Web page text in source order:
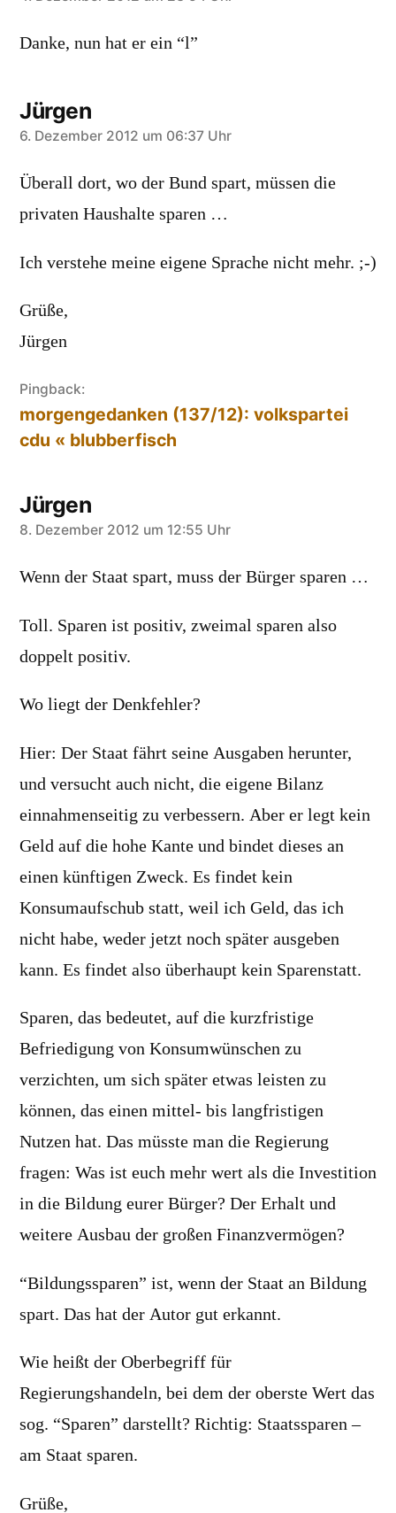
Danke, nun hat er ein “l”
Jürgen
sagt:
6. Dezember 2012 um 06:37 Uhr
Überall dort, wo der Bund spart, müssen die
privaten Haushalte sparen …
Ich verstehe meine eigene Sprache nicht mehr. ;-)
Grüße,
Jürgen
Pingback:
morgengedanken (137/12): volkspartei
cdu « blubberfisch
Jürgen
sagt:
8. Dezember 2012 um 12:55 Uhr
Wenn der Staat spart, muss der Bürger sparen …
Toll. Sparen ist positiv, zweimal sparen also
doppelt positiv.
Wo liegt der Denkfehler?
Hier: Der Staat fährt seine Ausgaben herunter,
und versucht auch nicht, die eigene Bilanz
einnahmenseitig zu verbessern. Aber er legt kein
Geld auf die hohe Kante und bindet dieses an
einen künftigen Zweck. Es findet kein
Konsumaufschub statt, weil ich Geld, das ich
nicht habe, weder jetzt noch später ausgeben
kann. Es findet also überhaupt kein Sparenstatt.
Sparen, das bedeutet, auf die kurzfristige
Befriedigung von Konsumwünschen zu
verzichten, um sich später etwas leisten zu
können, das einen mittel- bis langfristigen
Nutzen hat. Das müsste man die Regierung
fragen: Was ist euch mehr wert als die Investition
in die Bildung eurer Bürger? Der Erhalt und
weitere Ausbau der großen Finanzvermögen?
“Bildungssparen” ist, wenn der Staat an Bildung
spart. Das hat der Autor gut erkannt.
Wie heißt der Oberbegriff für
Regierungshandeln, bei dem der oberste Wert das
sog. “Sparen” darstellt? Richtig: Staatssparen –
am Staat sparen.
Grüße,